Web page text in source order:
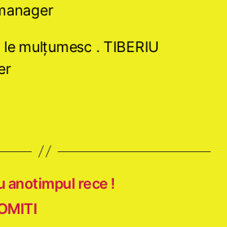
mulţumesc . TIBERIU
anotimpul rece !